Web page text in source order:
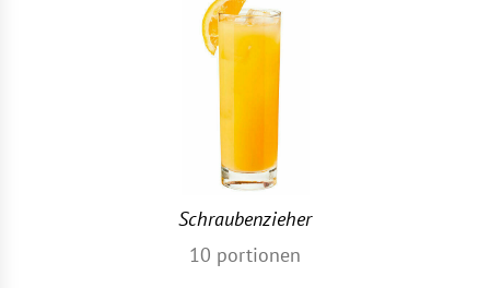
Schraubenzieher
10 portionen